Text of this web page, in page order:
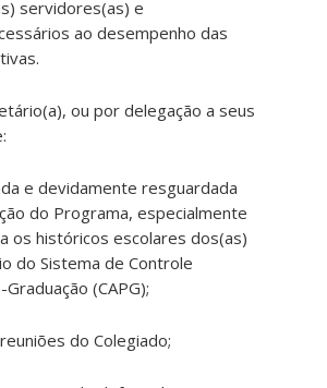
servidores(as) e
ao desempenho das
ou por delegação a seus
e devidamente resguardada
do Programa, especialmente
os históricos escolares dos(as)
do Sistema de Controle
(CAPG);
do Colegiado;